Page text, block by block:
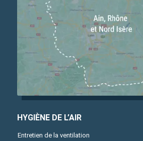
HYGIÈNE DE L’AIR
Entretien de la ventilation